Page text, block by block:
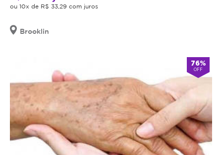
ou 10x de R$ 33,29 com juros
Brooklin
76%
OFF